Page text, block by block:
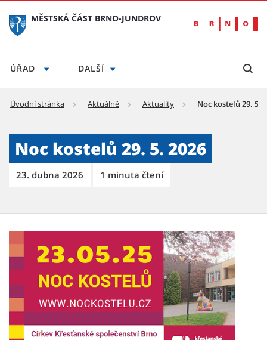
MĚSTSKÁ ČÁST BRNO-JUNDROV
ÚŘAD DALŠÍ
Úvodní stránka Aktuálně Aktuality Noc kostelů 29. 5.
Noc kostelů 29. 5. 2026
23. dubna 2026 1 minuta čtení